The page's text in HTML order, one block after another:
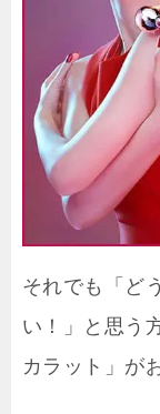
それでも「ど
い！」と思う
カラット」が